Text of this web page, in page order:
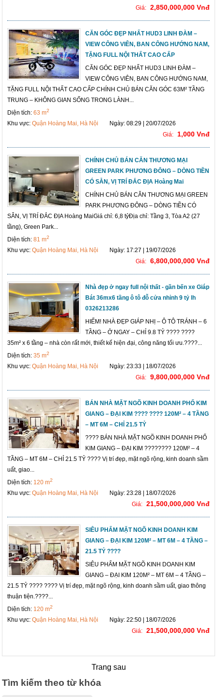
Giá: 2,850,000,000 Vnđ
CĂN GÓC ĐẸP NHẤT HUD3 LINH ĐÀM –
VIEW CÔNG VIÊN, BAN CÔNG HƯỚNG NAM,
TẶNG FULL NỘI THẤT CAO CẤP
CĂN GÓC ĐẸP NHẤT HUD3 LINH ĐÀM –
VIEW CÔNG VIÊN, BAN CÔNG HƯỚNG NAM,
TẶNG FULL NỘI THẤT CAO CẤP CHÍNH CHỦ BÁN CĂN GÓC 63M² TẦNG
TRUNG – KHÔNG GIAN SỐNG TRONG LÀNH...
Diện tích:63 m2
Khu vực:Quận Hoàng Mai, Hà Nội
Ngày: 08:29 | 20/07/2026
Giá:
1,000 Vnđ
CHÍNH CHỦ BÁN CĂN THƯƠNG MẠI
GREEN PARK PHƯƠNG ĐÔNG – DÒNG TIỀN
CÓ SẴN, VỊ TRÍ ĐẮC ĐỊA Hoàng Mai
CHÍNH CHỦ BÁN CĂN THƯƠNG MẠI GREEN
PARK PHƯƠNG ĐÔNG – DÒNG TIỀN CÓ
SẴN, VỊ TRÍ ĐẮC ĐỊA Hoàng MaiGiá chỉ: 6,8 tỷĐịa chỉ: Tầng 3, Tòa A2 (27
tầng), Green Park...
Diện tích:81 m2
Khu vực:Quận Hoàng Mai, Hà Nội
Ngày: 17:27 | 19/07/2026
Giá: 6,800,000,000 Vnđ
Nhà đẹp ở ngay full nội thất - gần bến xe Giáp
Bát 36mx6 tầng ô tô đỗ cửa nhỉnh 9 tỷ lh
0326213286
HIẾM! NHÀ ĐẸP GIÁP NHỊ – Ô TÔ TRÁNH – 6
TẦNG – Ở NGAY – CHỈ 9.8 TỶ ???? ????
35m² x 6 tầng – nhà còn rất mới, thiết kế hiện đại, công năng tối ưu.????...
Diện tích:35 m2
Khu vực:Quận Hoàng Mai, Hà Nội
Ngày: 23:33 | 18/07/2026
Giá: 9,800,000,000 Vnđ
BÁN NHÀ MẶT NGÕ KINH DOANH PHỐ KIM
GIANG – ĐẠI KIM ???? ???? 120M² – 4 TẦNG
– MT 6M – CHỈ 21.5 TỶ
???? BÁN NHÀ MẶT NGÕ KINH DOANH PHỐ
KIM GIANG – ĐẠI KIM ???????? 120M² – 4
TẦNG – MT 6M – CHỈ 21.5 TỶ ???? Vị trí đẹp, mặt ngõ rộng, kinh doanh sầm
uất, giao...
Diện tích: 120 m2
Khu vực:Quận Hoàng Mai, Hà Nội
Ngày: 23:28 | 18/07/2026
Giá: 21,500,000,000 Vnđ
SIÊU PHẨM MẶT NGÕ KINH DOANH KIM
GIANG – ĐẠI KIM 120M² – MT 6M – 4 TẦNG –
21.5 TỶ ????
SIÊU PHẨM MẶT NGÕ KINH DOANH KIM
GIANG – ĐẠI KIM 120M² – MT 6M – 4 TẦNG –
21.5 TỶ ???? ???? Vị trí đẹp, mặt ngõ rộng, kinh doanh sầm uất, giao thông
thuận tiện.????...
Diện tích: 120 m2
Khu vực:Quận Hoàng Mai, Hà Nội
Ngày: 22:50 | 18/07/2026
Giá: 21,500,000,000 Vnđ
Trang sau
Tìm kiếm theo từ khóa